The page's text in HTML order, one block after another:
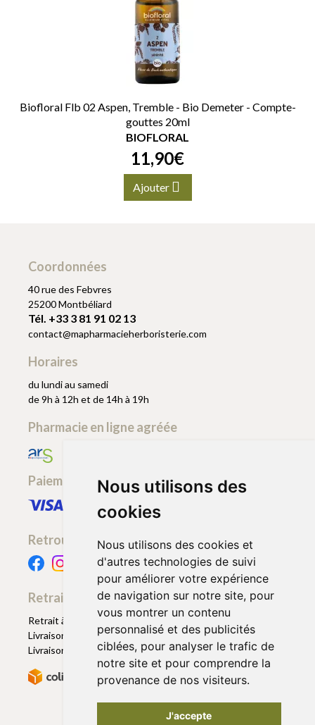
Nous utilisons des
cookies
Nous utilisons des cookies et
d'autres technologies de suivi
pour améliorer votre expérience
de navigation sur notre site, pour
vous montrer un contenu
personnalisé et des publicités
ciblées, pour analyser le trafic de
notre site et pour comprendre la
provenance de nos visiteurs.
J'accepte
Biofloral Flb 02 Aspen, Tremble - Bio Demeter - Compte-
gouttes 20ml
BIOFLORAL
11,90€
Ajouter
Coordonnées
40 rue des Febvres
25200 Montbéliard
Tél. +33 3 81 91 02 13
contact@mapharmacieherboristerie.com
Horaires
du lundi au samedi
de 9h à 12h et de 14h à 19h
Pharmacie en ligne agréée
Paiement sécurisé
Retrouvez-nous
Retrait - Livraison
Retrait à la pharmacie - Click & Collect
Livraison en Point Relais
Livraison à domicile